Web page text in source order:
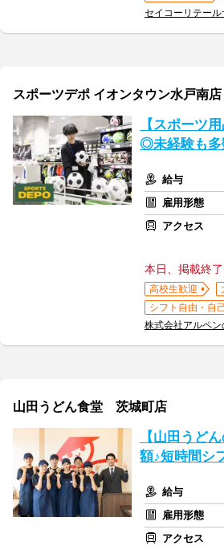
セイコーリテー
スポーツデポ イオンタウン水戸南店
【スポーツ
◎未経験も多
給与
雇用形態
アクセス
本日、掲載終了
高校生歓迎
シフト自由・自
株式会社アルペ
山田うどん食堂 茨城町店
【山田うど
額♪短時間シ
給与
雇用形態
アクセス